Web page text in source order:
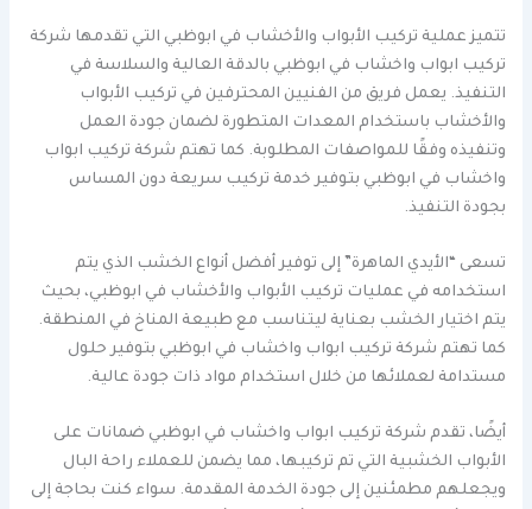
تتميز عملية تركيب الأبواب والأخشاب في ابوظبي التي تقدمها شركة
تركيب ابواب واخشاب في ابوظبي بالدقة العالية والسلاسة في
التنفيذ. يعمل فريق من الفنيين المحترفين في تركيب الأبواب
والأخشاب باستخدام المعدات المتطورة لضمان جودة العمل
وتنفيذه وفقًا للمواصفات المطلوبة. كما تهتم شركة تركيب ابواب
واخشاب في ابوظبي بتوفير خدمة تركيب سريعة دون المساس
بجودة التنفيذ.
تسعى “الأيدي الماهرة” إلى توفير أفضل أنواع الخشب الذي يتم
استخدامه في عمليات تركيب الأبواب والأخشاب في ابوظبي، بحيث
يتم اختيار الخشب بعناية ليتناسب مع طبيعة المناخ في المنطقة.
كما تهتم شركة تركيب ابواب واخشاب في ابوظبي بتوفير حلول
مستدامة لعملائها من خلال استخدام مواد ذات جودة عالية.
أيضًا، تقدم شركة تركيب ابواب واخشاب في ابوظبي ضمانات على
الأبواب الخشبية التي تم تركيبها، مما يضمن للعملاء راحة البال
ويجعلهم مطمئنين إلى جودة الخدمة المقدمة. سواء كنت بحاجة إلى